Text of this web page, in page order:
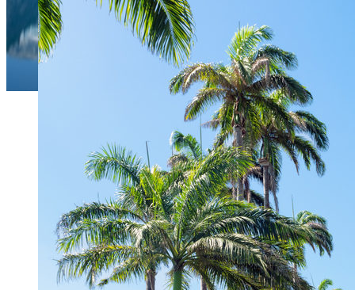
Où partir en Janvier ?
Les destinations du mois de janvier